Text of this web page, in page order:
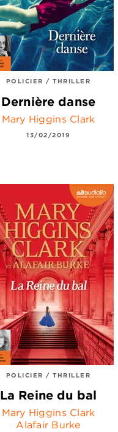
POLICIER / THRILLER
Dernière danse
Mary Higgins Clark
13/02/2019
POLICIER / THRILLER
La Reine du bal
Mary Higgins Clark
Alafair Burke